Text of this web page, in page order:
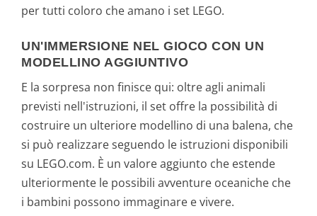
per tutti coloro che amano i set LEGO.
UN'IMMERSIONE NEL GIOCO CON UN
MODELLINO AGGIUNTIVO
E la sorpresa non finisce qui: oltre agli animali
previsti nell'istruzioni, il set offre la possibilità di
costruire un ulteriore modellino di una balena, che
si può realizzare seguendo le istruzioni disponibili
su LEGO.com. È un valore aggiunto che estende
ulteriormente le possibili avventure oceaniche che
i bambini possono immaginare e vivere.